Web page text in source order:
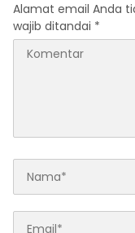
Alamat email Anda
wajib ditandai *